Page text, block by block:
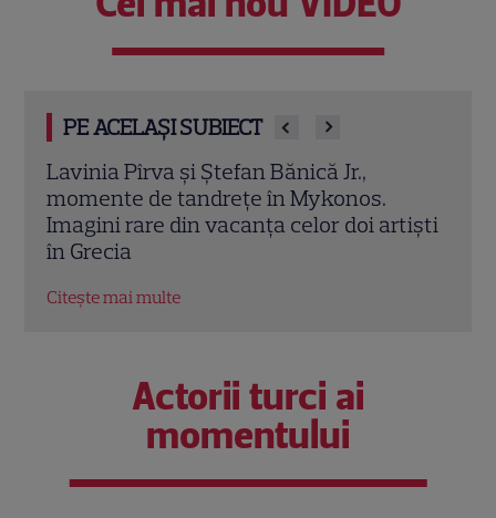
PE ACELAȘI SUBIECT
Smiley și Gina Pistol pleacă din țară de 1
Mai. Destinația neașteptată unde vor fi
în tribune: „Ne dregem vocile pentru a-i
face galerie românului nostru”
Citește mai multe
Actorii turci ai
momentului